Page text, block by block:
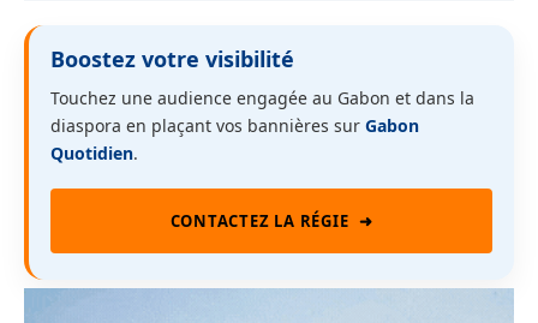
Boostez votre visibilité
Touchez une audience engagée au Gabon et dans la
diaspora en plaçant vos bannières sur Gabon
Quotidien.
CONTACTEZ LA RÉGIE ➜